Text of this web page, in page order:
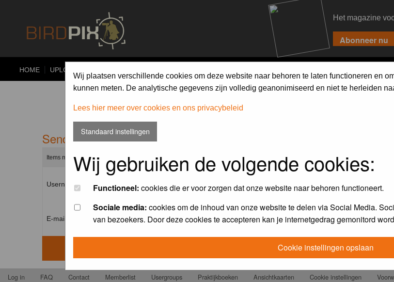
Het magazine
HOME UPLOAD
Wij plaatsen verschillende cookies om deze website naar behoren te laten functioneren en
kunnen meten. De analytische gegevens zijn volledig geanonimiseerd en niet te herleiden
Lees hier meer over cookies en ons privacybeleid
Standaard instellingen
Wij gebruiken de volgende cookies:
Functioneel: cookies die er voor zorgen dat onze website naar behoren functioneert.
Sociale media: cookies om de inhoud van onze website te delen via Social Media.
van bezoekers. Door deze cookies te accepteren kan je internetgedrag gemonitord
Cookie instellingen opslaan
Send me a new password
Items marked with a * are required unless stated otherwise.
Username: *
E-mail address: *
Log in FAQ Contact Memberlist Usergroups Praktijkboeken Ansichtkaarten Cookie instellingen